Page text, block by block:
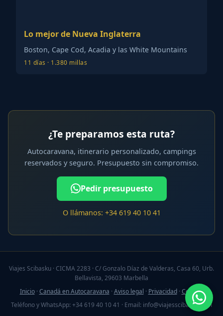
Lo mejor de Nueva Inglaterra
Boston, Cape Cod, Acadia y las White Mountains
11 días · 1.380 millas
¿Te preparamos esta ruta?
Autocaravana, itinerario personalizado, campings
reservados y seguro. Presupuesto sin compromiso.
Pedir presupuesto
O llámanos: +34 619 40 10 41
Viajes Scibasku · CICMA 2283 · C/ Gonzalo Díaz de Valderas, Casa 60, Urb.
Bellavista, 29603 Marbella
Inicio· Canadá en Autocaravana · Aviso legal · Privacidad· Cookies
Teléfono y WhatsApp: +34 619 40 10 41 · Email: info@viajesscibasku.com